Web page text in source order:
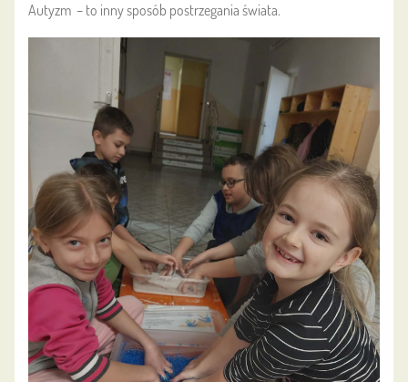
Autyzm – to inny sposób postrzegania świata.